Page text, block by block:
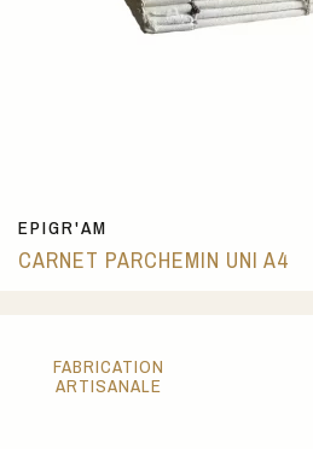
EPIGR'AM
CARNET PARCHEMIN UNI A4
FABRICATION
ARTISANALE